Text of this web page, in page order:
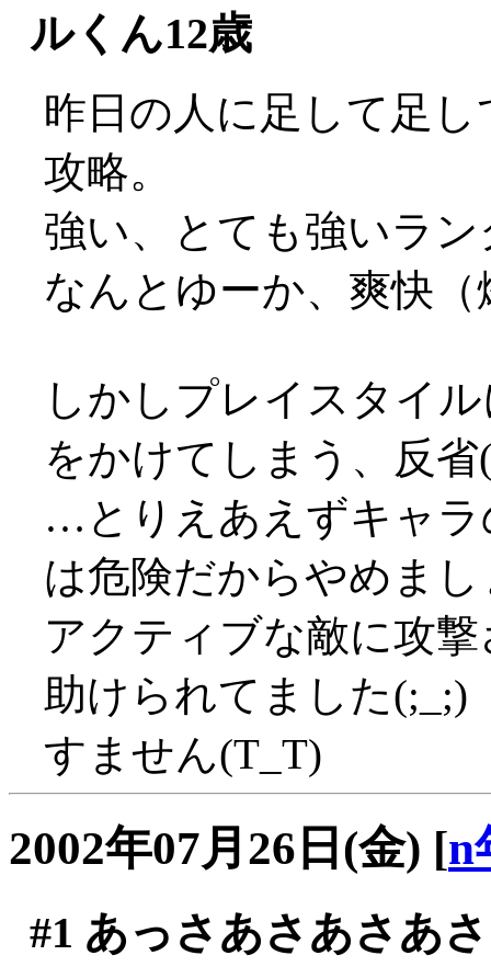
ルくん12歳
昨日の人に足して足
攻略。
強い、とても強いラ
なんとゆーか、爽快（
しかしプレイスタイ
をかけてしまう、反省
…とりえあえずキャラ
は危険だからやめま
アクティブな敵に攻
助けられてました(;_;)
すません(T_T)
2002年07月26日(金) [n
#1 あっさあさあさあさ